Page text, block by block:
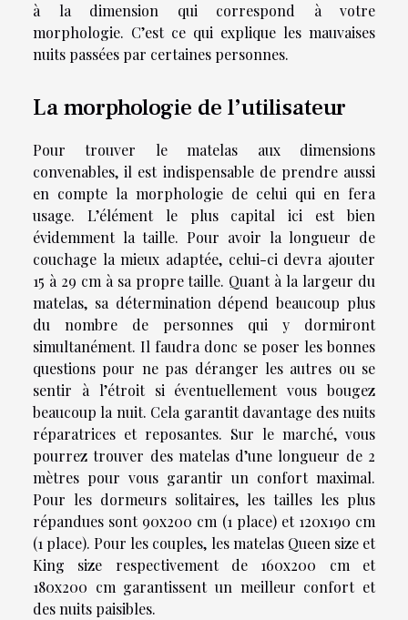
à la dimension qui correspond à votre
morphologie. C’est ce qui explique les mauvaises
nuits passées par certaines personnes.
La morphologie de l’utilisateur
Pour trouver le matelas aux dimensions
convenables, il est indispensable de prendre aussi
en compte la morphologie de celui qui en fera
usage. L’élément le plus capital ici est bien
évidemment la taille. Pour avoir la longueur de
couchage la mieux adaptée, celui-ci devra ajouter
15 à 29 cm à sa propre taille. Quant à la largeur du
matelas, sa détermination dépend beaucoup plus
du nombre de personnes qui y dormiront
simultanément. Il faudra donc se poser les bonnes
questions pour ne pas déranger les autres ou se
sentir à l’étroit si éventuellement vous bougez
beaucoup la nuit. Cela garantit davantage des nuits
réparatrices et reposantes. Sur le marché, vous
pourrez trouver des matelas d’une longueur de 2
mètres pour vous garantir un confort maximal.
Pour les dormeurs solitaires, les tailles les plus
répandues sont 90x200 cm (1 place) et 120x190 cm
(1 place). Pour les couples, les matelas Queen size et
King size respectivement de 160x200 cm et
180x200 cm garantissent un meilleur confort et
des nuits paisibles.